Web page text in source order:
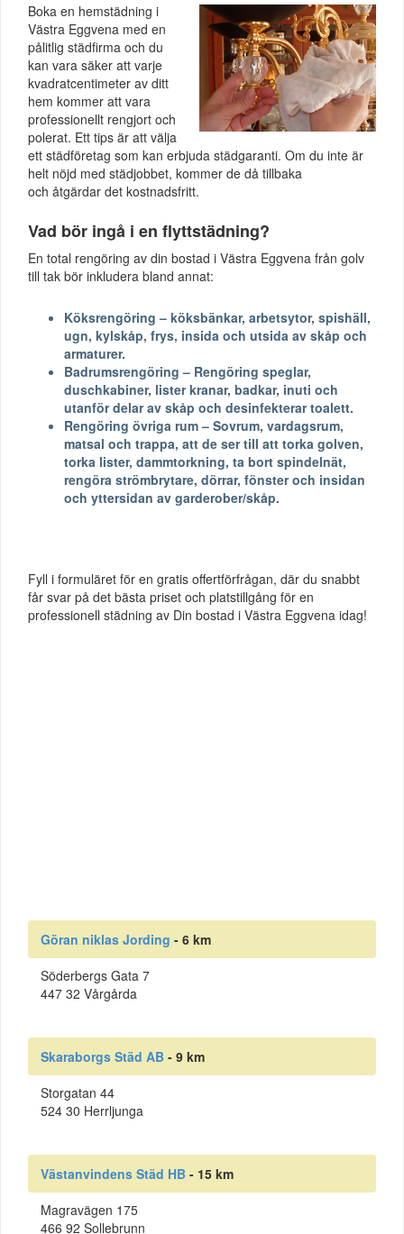
Boka en hemstädning i
Västra Eggvena med en
pålitlig städfirma och du
kan vara säker att varje
kvadratcentimeter av ditt
hem kommer att vara
professionellt rengjort och
polerat. Ett tips är att välja
ett städföretag som kan erbjuda städgaranti. Om du inte är
helt nöjd med städjobbet, kommer de då tillbaka
och åtgärdar det kostnadsfritt.
Vad bör ingå i en flyttstädning?
En total rengöring av din bostad i Västra Eggvena från golv
till tak bör inkludera bland annat:
Köksrengöring – köksbänkar, arbetsytor, spishäll,
ugn, kylskåp, frys, insida och utsida av skåp och
armaturer.
Badrumsrengöring – Rengöring speglar,
duschkabiner, lister kranar, badkar, inuti och
utanför delar av skåp och desinfekterar toalett.
Rengöring övriga rum – Sovrum, vardagsrum,
matsal och trappa, att de ser till att torka golven,
torka lister, dammtorkning, ta bort spindelnät,
rengöra strömbrytare, dörrar, fönster och insidan
och yttersidan av garderober/skåp.
Fyll i formuläret för en gratis offertförfrågan, där du snabbt
får svar på det bästa priset och platstillgång för en
professionell städning av Din bostad i Västra Eggvena idag!
Göran niklas Jording - 6 km
Söderbergs Gata 7
447 32 Vårgårda
Skaraborgs Städ AB - 9 km
Storgatan 44
524 30 Herrljunga
Västanvindens Städ HB - 15 km
Magravägen 175
466 92 Sollebrunn